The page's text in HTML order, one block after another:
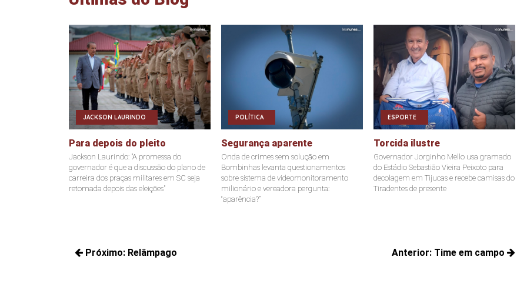
JACKSON LAURINDO
Para depois do pleito
Jackson Laurindo: "A promessa do
governador é que a discussão do plano de
carreira dos praças militares em SC seja
retomada depois das eleições"
POLÍTICA
Segurança aparente
Onda de crimes sem solução em
Bombinhas levanta questionamentos
sobre sistema de videomonitoramento
milionário e vereadora pergunta:
“aparência?”
ESPORTE
Torcida ilustre
Governador Jorginho Mello usa gramado
do Estádio Sebastião Vieira Peixoto para
decolagem em Tijucas e recebe camisas do
Tiradentes de presente
Navegação
Anterior: Time em campo
Próximo: Relâmpago